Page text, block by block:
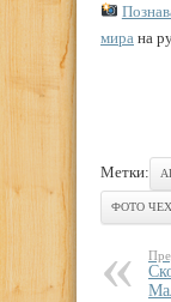
мира на
Метки:
ФОТО